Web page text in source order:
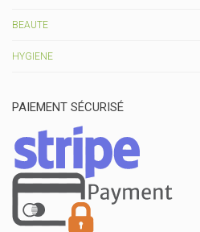
BEAUTE
HYGIENE
PAIEMENT SÉCURISÉ